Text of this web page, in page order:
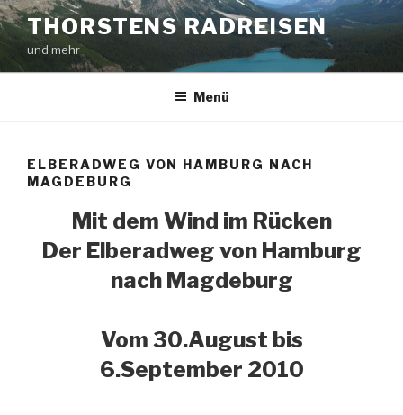
Zum
Inhalt
springen
THORSTENS RADREISEN
und mehr
Menü
ELBERADWEG VON HAMBURG NACH
MAGDEBURG
Mit dem Wind im Rücken
Der Elberadweg von Hamburg
nach Magdeburg
Vom 30.August bis
6.September 2010